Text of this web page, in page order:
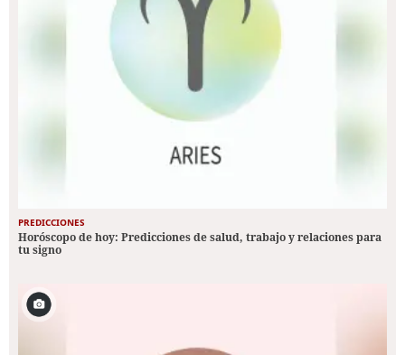
PREDICCIONES
Horóscopo de hoy: Predicciones de salud, trabajo y relaciones para
tu signo